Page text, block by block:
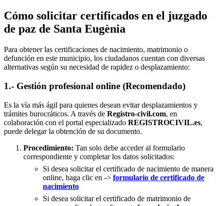
Cómo solicitar certificados en el juzgado
de paz de Santa Eugènia
Para obtener las certificaciones de nacimiento, matrimonio o
defunción en este municipio, los ciudadanos cuentan con diversas
alternativas según su necesidad de rapidez o desplazamiento:
1.- Gestión profesional online (Recomendado)
Es la vía más ágil para quienes desean evitar desplazamientos y
trámites burocráticos. A través de Registro-civil.com, en
colaboración con el portal especializado REGISTROCIVIL.es,
puede delegar la obtención de su documento.
Procedimiento: Tan solo debe acceder al formulario
correspondiente y completar los datos solicitados:
Si desea solicitar el certificado de nacimiento de manera
online, haga clic en -> formulario de certificado de
nacimiento
Si desea solicitar el certificado de matrimonio de